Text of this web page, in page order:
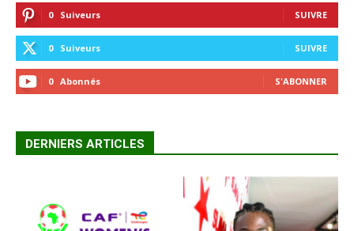
0 Suiveurs SUIVRE
0 Suiveurs SUIVRE
0 Abonnés S'ABONNER
DERNIERS ARTICLES